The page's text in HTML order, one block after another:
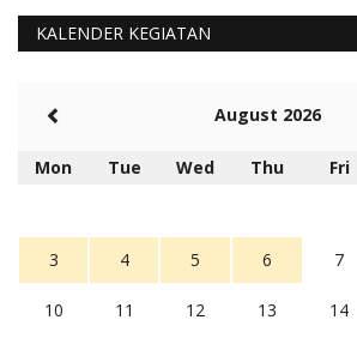
KALENDER KEGIATAN
August 2026
Mon Tue Wed Thu Fri
3 4 5 6 7
10 11 12 13 14